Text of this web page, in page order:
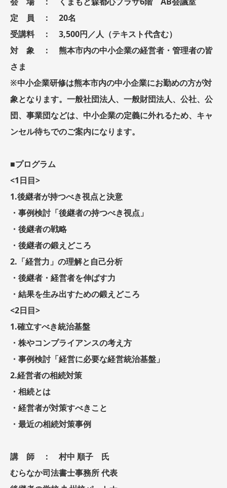
定 員 ： 20名
受講料 ： 3,500円／人（テキスト代含む）
対 象 ： 熊本市内の中小企業の経営者・管理者の皆
さま
※中小企業研修は熊本市内の中小企業にお勤めの方が対
象となります。一般社団法人、一般財団法人、公社、公
団、事業団などは、中小企業の定義に外れるため、キャ
ンセル待ちでのご案内になります。
■プログラム
<1日目>
1.後継者が持つべき視点と決意
・事例検討「後継者の持つべき視点」
・後継者の戦略
・後継者の鍛えどころ
2.「経営力」の理解と自己分析
・後継者・経営者を伸ばす力
・結果を生み出すための鍛えどころ
<2日目>
1.確立すべき統治基盤
・株やコンプライアンスの考え方
・事例検討「経営に必要な経営統治基盤」
2.経営者の相続対策
・相続とは
・経営者が対策すべきこと
・最近の相続対策事例
講 師 ： 村中 順子 氏
むらなか司法書士事務所 代表